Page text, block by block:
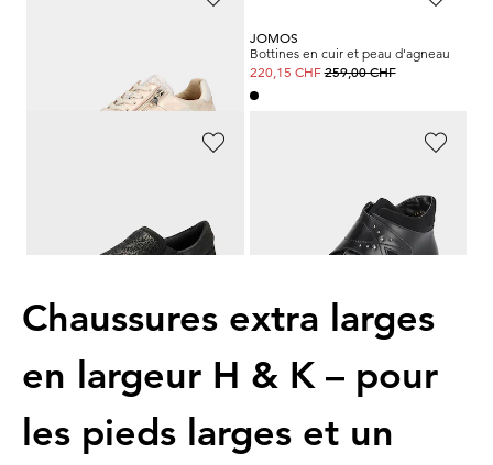
JOMOS
Bottines en cuir et peau d'agneau
220,15 CHF259,00 CHF
Chaussures extra larges
en largeur H & K – pour
les pieds larges et un